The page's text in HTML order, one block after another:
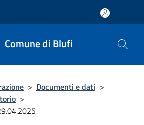
Comune di Blufi
> Documenti e dati >
>